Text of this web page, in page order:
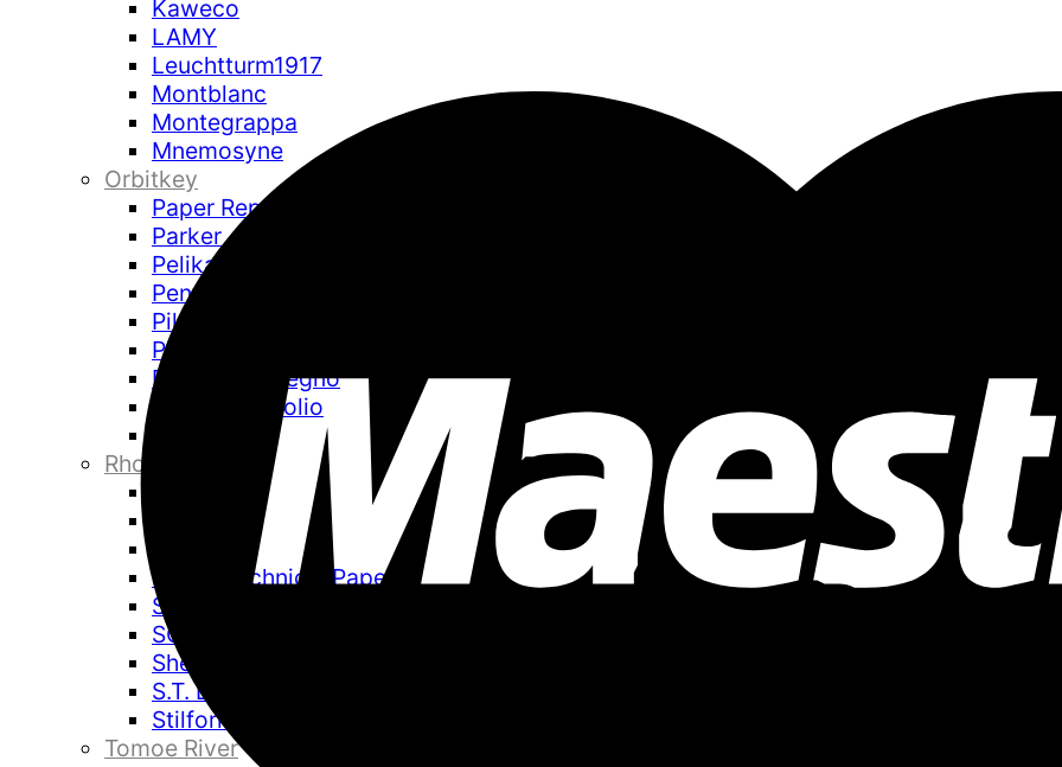
Kaweco
LAMY
Leuchtturm1917
Montblanc
Montegrappa
Mnemosyne
Orbitkey
Paper Republic
Parker
Pelikan
Pentel
Pilot
Pineider
Pininfarina Segno
Pininfarina Folio
Rhodia
Sakae Technical Paper
Schmidt
SCRIBO
Sheaffer
S.T. Dupont
Stilform
Tomoe River